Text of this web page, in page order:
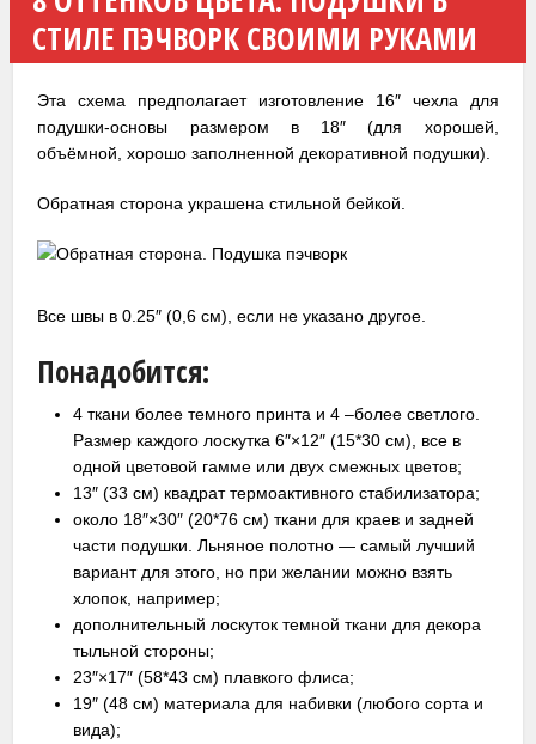
СТИЛЕ ПЭЧВОРК СВОИМИ РУКАМИ
Эта схема предполагает изготовление 16″ чехла для
подушки-основы размером в 18″ (для хорошей,
объёмной, хорошо заполненной декоративной подушки).
Обратная сторона украшена стильной бейкой.
Все швы в 0.25″ (0,6 см), если не указано другое.
Понадобится:
4 ткани более темного принта и 4 –более светлого.
Размер каждого лоскутка 6″×12″ (15*30 см), все в
одной цветовой гамме или двух смежных цветов;
13″ (33 см) квадрат термоактивного стабилизатора;
около 18″×30″ (20*76 см) ткани для краев и задней
части подушки. Льняное полотно — самый лучший
вариант для этого, но при желании можно взять
хлопок, например;
дополнительный лоскуток темной ткани для декора
тыльной стороны;
23″×17″ (58*43 см) плавкого флиса;
19″ (48 см) материала для набивки (любого сорта и
вида);